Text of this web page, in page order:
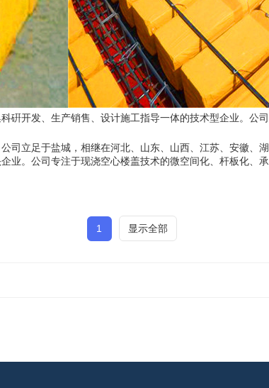
硏开发、生产销售、设计施工指导一体的技术型企业。公
司立足于盐城，相继在河北、山东、山西、江苏、安徽、
业。公司专注于现浇空心楼盖技术的微空间化、杆板化、承
1 显示全部